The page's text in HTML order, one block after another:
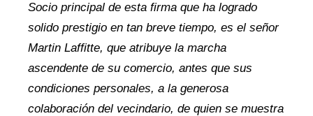
Socio principal de esta firma que ha logrado
solido prestigio en tan breve tiempo, es el señor
Martin Laffitte, que atribuye la marcha
ascendente de su comercio, antes que sus
condiciones personales, a la generosa
colaboración del vecindario, de quien se muestra